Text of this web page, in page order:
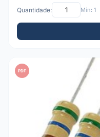
Quantidade: Mín: 1
PDF